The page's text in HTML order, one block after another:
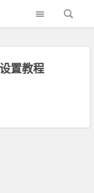
置教程